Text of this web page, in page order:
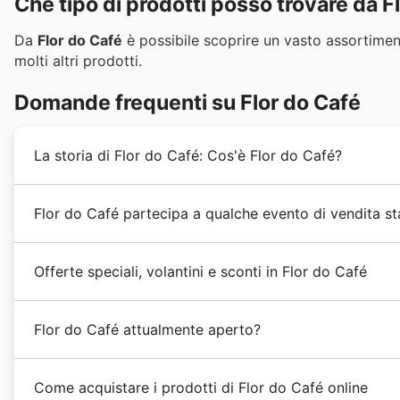
Da Flor do Café è possibile scoprire un vasto
molti altri prodotti.
Domande frequenti su Flor do Café
La storia di Flor do Café: Cos'è Flor do Café?
fioriscono in città per essere sempre più vicini ai
service che permetteva di girare tra gli scaffali e
Nel decennio successivo, per ricompensare i clienti
decise di creare un'ampia gamma di prodotti a
Flor do Café partecipa a qualche evento di vendita
Sul nostro sito puoi consultare in anticipo ivolantini
negozi, permettendoti di pianificare al meglio le tue
Primaverili, leOfferte Estive , le promozioni per il
Capodanno
Cyber Monday, e le ricorrenze italiane come la
conoscere gli orari di apertura e i dettagli sulle
Offerte speciali, volantini e sconti in Flor do Café
ben fornito.
Flor do Café attualmente aperto?
Come acquistare i prodotti di Flor do Café online